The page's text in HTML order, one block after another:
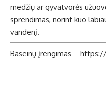
medžių ar gyvatvorės
sprendimas, norint kuo
vandenį.
Baseinų įrengimas –